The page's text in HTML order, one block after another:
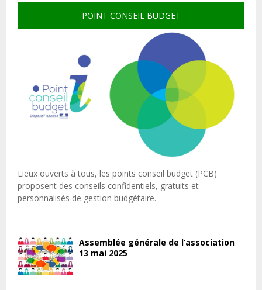
POINT CONSEIL BUDGET
Lieux ouverts à tous, les points conseil budget (PCB)
proposent des conseils confidentiels, gratuits et
personnalisés de gestion budgétaire.
Assemblée générale de l’association
13 mai 2025